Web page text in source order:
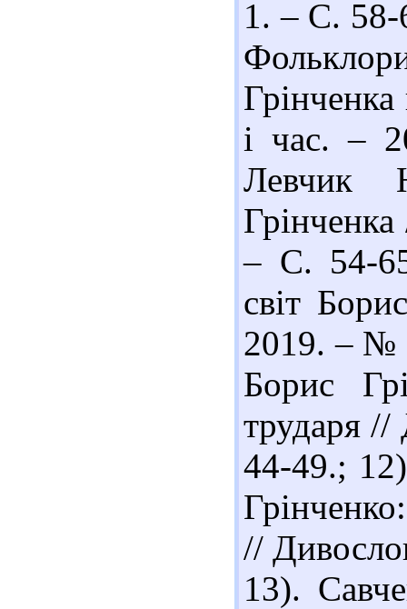
1. – С. 58-
і час. –
Левчик
– С. 54-
світ
2019. – №
Борис
трударя
44-49.;
//
13).